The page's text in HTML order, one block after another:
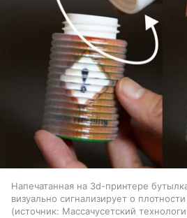
Напечатанная на 3d-принтере
визуально сигнализирует о
источник: Массачусетский